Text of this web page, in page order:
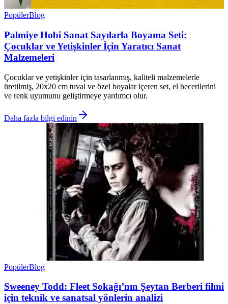
PopülerBlog
Palmiye Hobi Sanat Sayılarla Boyama Seti:
Çocuklar ve Yetişkinler İçin Yaratıcı Sanat
Malzemeleri
Çocuklar ve yetişkinler için tasarlanmış, kaliteli malzemelerle
üretilmiş, 20x20 cm tuval ve özel boyalar içeren set, el becerilerini
ve renk uyumunu geliştirmeye yardımcı olur.
Daha fazla bilgi edinin
PopülerBlog
Sweeney Todd: Fleet Sokağı’nın Şeytan Berberi filmi
için teknik ve sanatsal yönlerin analizi